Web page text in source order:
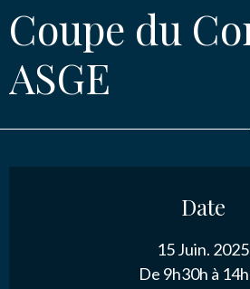
Coupe du
ASGE
Date
15 Juin. 2025
De 9h30h à
PARCOURS
NOS TARIFS
SPORT
NOS PARTENAIRES
NOUS CONTACTER
Email*